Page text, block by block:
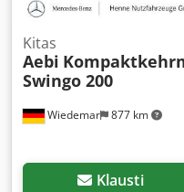
Wiedemar 877 km
Kitas
Aebi
Swingo 200
Klausti